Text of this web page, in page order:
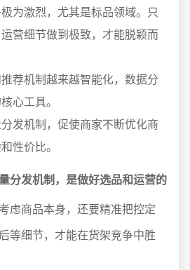
为激烈，尤其是标品领域。只
营细节做到极致，才能脱颖而
荐机制越来越智能化，数据分
心工具。
发机制，促使商家不断优化商
性价比。
分发机制，是做好选品和运营的
虑商品本身，还要精准把控定
等细节，才能在货架竞争中胜